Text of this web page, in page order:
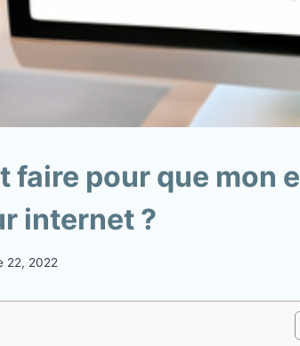
faire pour que mon
internet ?
22, 2022